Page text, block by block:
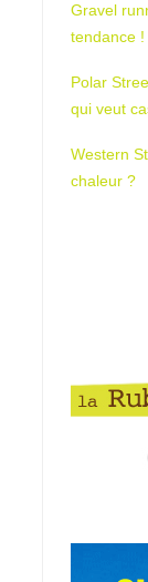
Gravel
tendance !
Polar
qui veut
Western
chaleur ?